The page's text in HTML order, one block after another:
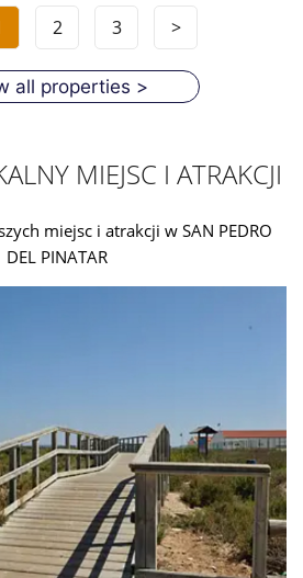
2 3 >
all properties >
MIEJSC I ATRAKCJI
miejsc i atrakcji w SAN PEDRO
DEL PINATAR